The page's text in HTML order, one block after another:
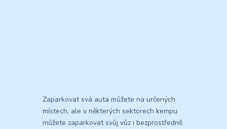
Zaparkovat svá auta můžete na určených
místech, ale v některých sektorech kempu
můžete zaparkovat svůj vůz i bezprostředně